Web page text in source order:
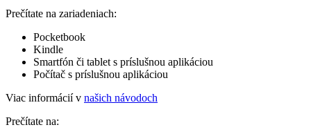
Prečítate na zariadeniach:
Pocketbook
Kindle
Smartfón či tablet s príslušnou aplikáciou
Počítač s príslušnou aplikáciou
Viac informácií v našich návodoch
Prečítate na: